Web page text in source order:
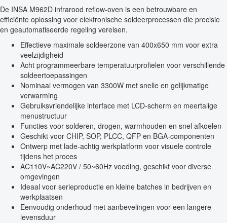
De INSA M962D infrarood reflow-oven is een betrouwbare en
efficiënte oplossing voor elektronische soldeerprocessen die precisie
en geautomatiseerde regeling vereisen.
Effectieve maximale soldeerzone van 400x650 mm voor extra
veelzijdigheid
Acht programmeerbare temperatuurprofielen voor verschillende
soldeertoepassingen
Nominaal vermogen van 3300W met snelle en gelijkmatige
verwarming
Gebruiksvriendelijke interface met LCD-scherm en meertalige
menustructuur
Functies voor solderen, drogen, warmhouden en snel afkoelen
Geschikt voor CHIP, SOP, PLCC, QFP en BGA-componenten
Ontwerp met lade-achtig werkplatform voor visuele controle
tijdens het proces
AC110V~AC220V / 50~60Hz voeding, geschikt voor diverse
omgevingen
Ideaal voor serieproductie en kleine batches in bedrijven en
werkplaatsen
Eenvoudig onderhoud met aanbevelingen voor een langere
levensduur